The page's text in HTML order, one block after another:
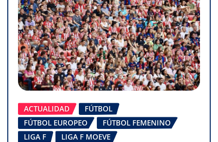
ACTUALIDAD
FÚTBOL
FÚTBOL EUROPEO
FÚTBOL FEMENINO
LIGA F
LIGA F MOEVE